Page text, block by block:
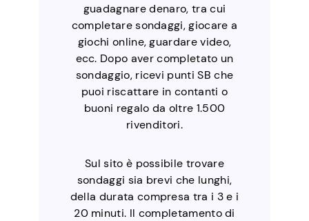
guadagnare denaro, tra cui
completare sondaggi, giocare a
giochi online, guardare video,
ecc. Dopo aver completato un
sondaggio, ricevi punti SB che
puoi riscattare in contanti o
buoni regalo da oltre 1.500
rivenditori.
Sul sito è possibile trovare
sondaggi sia brevi che lunghi,
della durata compresa tra i 3 e i
20 minuti. Il completamento di